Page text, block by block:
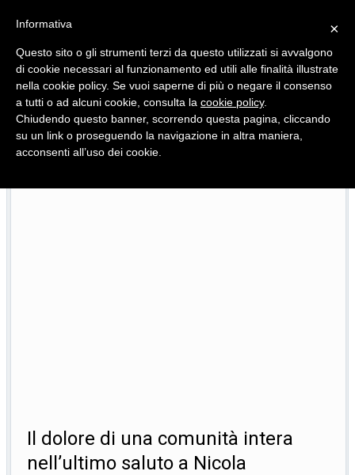
Quotidiano d'informazione distribuito in Molise con
Il dolore di una comunità intera
nell’ultimo saluto a Nicola
×
Informativa
Questo sito o gli strumenti terzi da questo utilizzati si avvalgono
di cookie necessari al funzionamento ed utili alle finalità illustrate
nella cookie policy. Se vuoi saperne di più o negare il consenso
a tutti o ad alcuni cookie, consulta la cookie policy.
Chiudendo questo banner, scorrendo questa pagina, cliccando
su un link o proseguendo la navigazione in altra maniera,
acconsenti all’uso dei cookie.